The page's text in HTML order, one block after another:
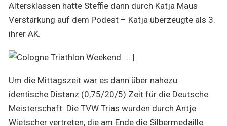
Altersklassen hatte Steffie dann durch Katja Maus
Verstärkung auf dem Podest – Katja überzeugte als 3.
ihrer AK.
Um die Mittagszeit war es dann über nahezu
identische Distanz (0,75/20/5) Zeit für die Deutsche
Meisterschaft. Die TVW Trias wurden durch Antje
Wietscher vertreten, die am Ende die Silbermedaille